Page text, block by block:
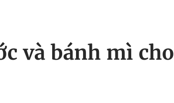
và bánh mì cho